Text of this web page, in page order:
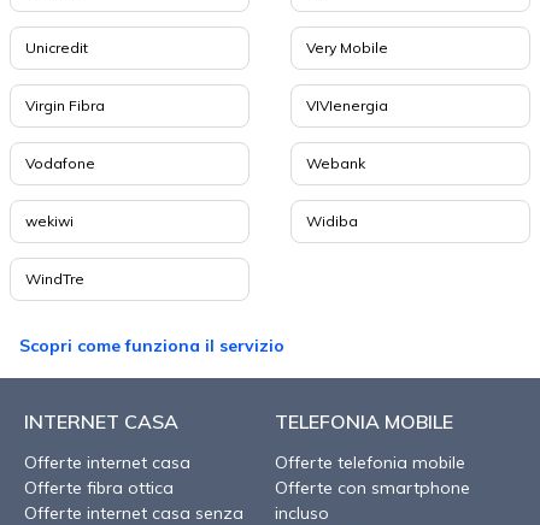
Unicredit Very Mobile
Virgin Fibra VIVIenergia
Vodafone Webank
wekiwi Widiba
WindTre
Scopri come funziona il servizio
INTERNET CASA
Offerte internet casa
Offerte fibra ottica
Offerte internet casa senza
TELEFONIA MOBILE
Offerte telefonia mobile
Offerte con smartphone
incluso